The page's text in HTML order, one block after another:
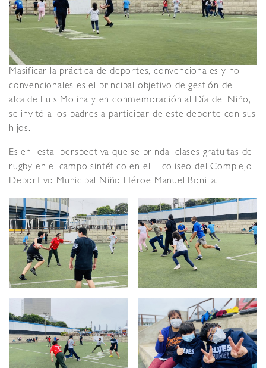
Masificar la práctica de deportes, convencionales y no
convencionales es el principal objetivo de gestión del
alcalde Luis Molina y en conmemoración al Día del Niño,
se invitó a los padres a participar de este deporte con sus
hijos.
Es en esta perspectiva que se brinda clases gratuitas de
rugby en el campo sintético en el coliseo del Complejo
Deportivo Municipal Niño Héroe Manuel Bonilla.